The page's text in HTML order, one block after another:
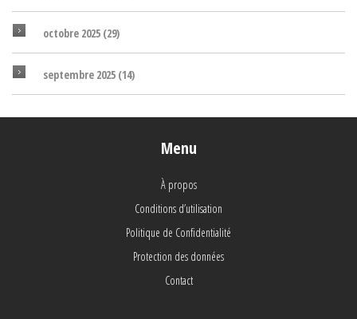
octobre 2025 (29)
septembre 2025 (14)
Menu
À propos
Conditions d’utilisation
Politique de Confidentialité
Protection des données
Contact